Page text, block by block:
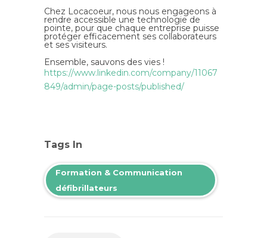
Chez Locacoeur, nous nous engageons à
rendre accessible une technologie de
pointe, pour que chaque entreprise puisse
protéger efficacement ses collaborateurs
et ses visiteurs.
Ensemble, sauvons des vies !
https://www.linkedin.com/company/11067
849/admin/page-posts/published/
Tags In
Formation & Communication
défibrillateurs